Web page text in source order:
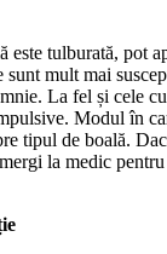
este tulburată, pot
sunt mult mai
La fel și cele
Modul în
tipul de boală.
la medic